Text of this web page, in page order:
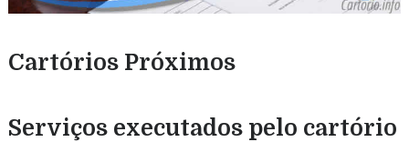
Cartórios Próximos
Serviços executados pelo cartório